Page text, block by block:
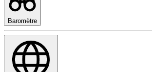
Baromètre